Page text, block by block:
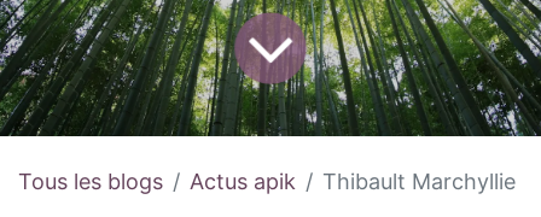
Tous les blogs Actus apik Thibault Marchyllie